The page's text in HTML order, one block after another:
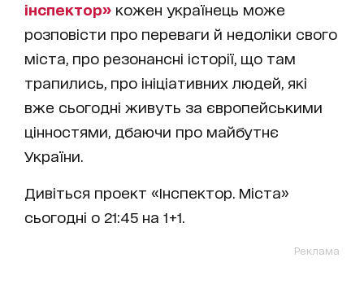
інспектор» кожен українець може
розповісти про переваги й недоліки свого
міста, про резонансні історії, що там
трапились, про ініціативних людей, які
вже сьогодні живуть за європейськими
цінностями, дбаючи про майбутнє
України.
Дивіться проект «Інспектор. Міста»
сьогодні о 21:45 на 1+1.
Реклама